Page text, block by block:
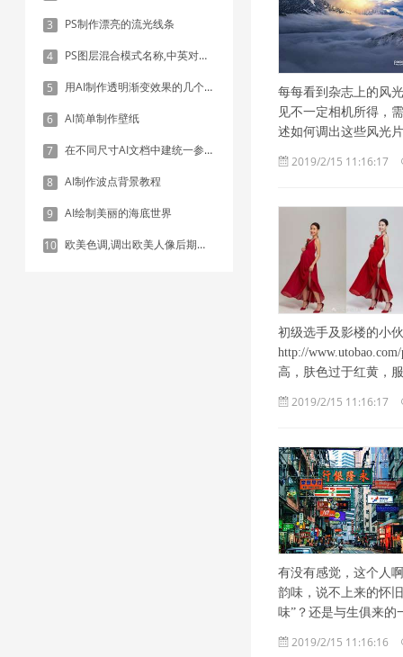
3 PS制作漂亮的流光线条
4 PS图层混合模式名称,中英对照表
5 用AI制作透明渐变效果的几个方法
6 AI简单制作壁纸
7 在不同尺寸AI文档中建统一参考线 - 方法1：对齐和分布
8 AI制作波点背景教程
9 AI绘制美丽的海底世界
10 欧美色调,调出欧美人像后期色调实例
每每看到杂志上的风
见不一定相机所得，
述如何调出这些风光
2019/2/15 11:16:17
初级选手及影楼的小
http://
高，肤色过于红黄，服
2019/2/15 11:16:17
有没有感觉，这个人
韵味，说不上来的怀
味”？还是与生俱来的
2019/2/15 11:16:16